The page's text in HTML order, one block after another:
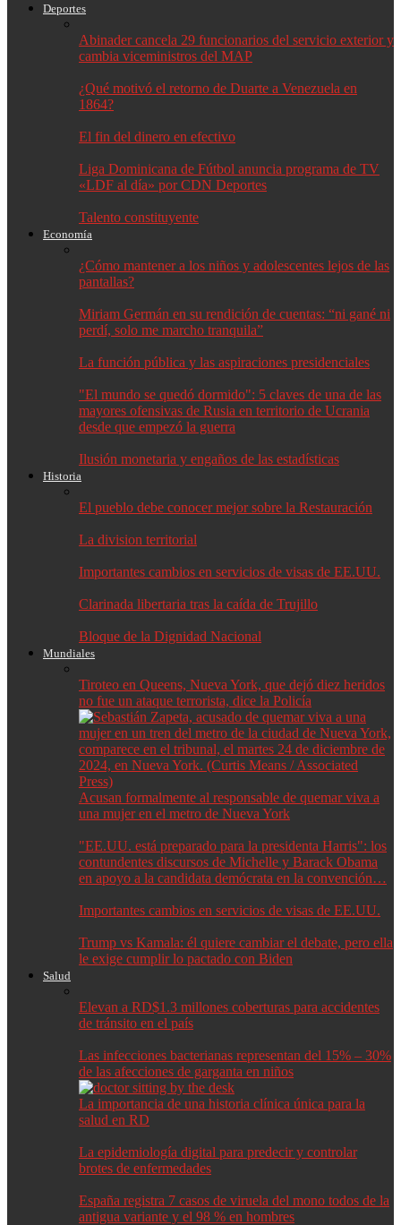
Deportes
Abinader cancela 29 funcionarios del servicio exterior y
cambia viceministros del MAP
¿Qué motivó el retorno de Duarte a Venezuela en
1864?
El fin del dinero en efectivo
Liga Dominicana de Fútbol anuncia programa de TV
«LDF al día» por CDN Deportes
Talento constituyente
Economía
¿Cómo mantener a los niños y adolescentes lejos de las
pantallas?
Miriam Germán en su rendición de cuentas: “ni gané ni
perdí, solo me marcho tranquila”
La función pública y las aspiraciones presidenciales
"El mundo se quedó dormido": 5 claves de una de las
mayores ofensivas de Rusia en territorio de Ucrania
desde que empezó la guerra
Ilusión monetaria y engaños de las estadísticas
Historia
El pueblo debe conocer mejor sobre la Restauración
La division territorial
Importantes cambios en servicios de visas de EE.UU.
Clarinada libertaria tras la caída de Trujillo
Bloque de la Dignidad Nacional
Mundiales
Tiroteo en Queens, Nueva York, que dejó diez heridos
no fue un ataque terrorista, dice la Policía
Acusan formalmente al responsable de quemar viva a
una mujer en el metro de Nueva York
"EE.UU. está preparado para la presidenta Harris": los
contundentes discursos de Michelle y Barack Obama
en apoyo a la candidata demócrata en la convención…
Importantes cambios en servicios de visas de EE.UU.
Trump vs Kamala: él quiere cambiar el debate, pero ella
le exige cumplir lo pactado con Biden
Salud
Elevan a RD$1.3 millones coberturas para accidentes
de tránsito en el país
Las infecciones bacterianas representan del 15% – 30%
de las afecciones de garganta en niños
La importancia de una historia clínica única para la
salud en RD
La epidemiología digital para predecir y controlar
brotes de enfermedades
España registra 7 casos de viruela del mono todos de la
antigua variante y el 98 % en hombres